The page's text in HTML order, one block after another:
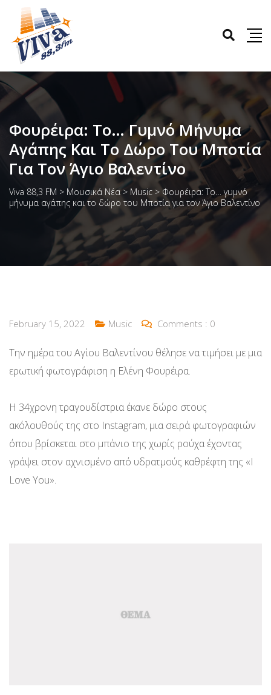
Φουρέιρα: Το… Γυμνό Μήνυμα
Αγάπης Και Το Δώρο Του Μποτία
Για Τον Άγιο Βαλεντίνο
Viva 88,3 FM > Μουσικά Νέα > Music > Φουρέιρα: Το… γυμνό
μήνυμα αγάπης και το δώρο του Μποτία για τον Άγιο Βαλεντίνο
February 15, 2022 Music Comments : 0
Την ημέρα του Αγίου Βαλεντίνου θέλησε να τιμήσει με μια
ερωτική φωτογράφιση η Ελένη Φουρέιρα.
Η 34χρονη τραγουδίστρια έκανε δώρο στους
ακόλουθούς της στο Instagram, μια σειρά φωτογραφιών
όπου βρίσκεται στο μπάνιο της χωρίς ρούχα έχοντας
γράψει στον αχνισμένο από υδρατμούς καθρέφτη της «I
Love You».